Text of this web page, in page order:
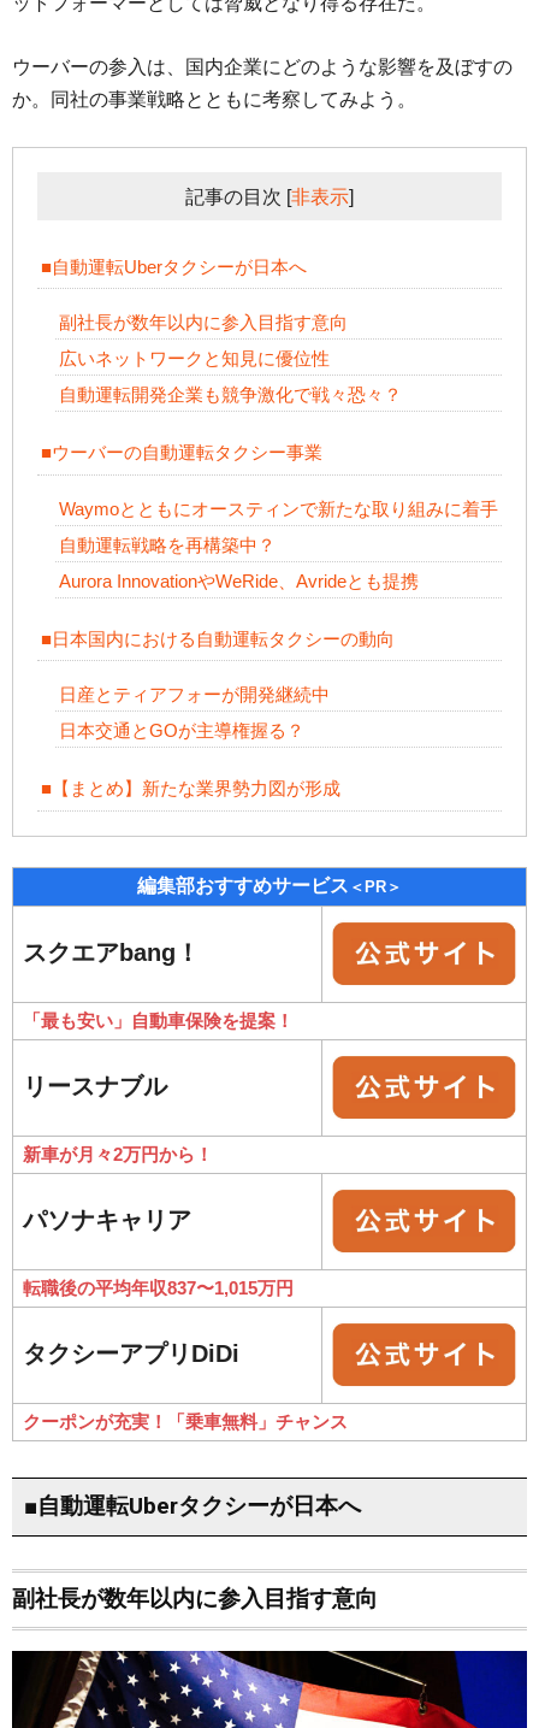
ウーバーの参入は、国内企業にどのような影響を及ぼすの
か。同社の事業戦略とともに考察してみよう。
記事の目次 [非表示]
■自動運転Uberタクシーが日本へ
副社長が数年以内に参入目指す意向
広いネットワークと知見に優位性
自動運転開発企業も競争激化で戦々恐々？
■ウーバーの自動運転タクシー事業
Waymoとともにオースティンで新たな取り組みに着手
自動運転戦略を再構築中？
Aurora InnovationやWeRide、Avrideとも提携
■日本国内における自動運転タクシーの動向
日産とティアフォーが開発継続中
日本交通とGOが主導権握る？
■【まとめ】新たな業界勢力図が形成
編集部おすすめサービス ＜PR＞
スクエアbang！
「最も安い」自動車保険を提案！
リースナブル
新車が月々2万円から！
パソナキャリア
転職後の平均年収837〜1,015万円
タクシーアプリDiDi
クーポンが充実！「乗車無料」チャンス
■自動運転Uberタクシーが日本へ
副社長が数年以内に参入目指す意向